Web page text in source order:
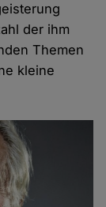
der ihm
Themen
kleine